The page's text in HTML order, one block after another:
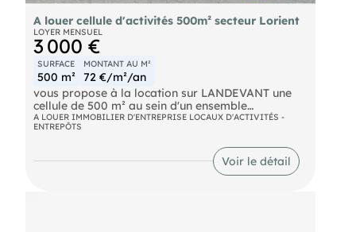
A louer cellule d'activités 500m² secteur Lorient
LOYER MENSUEL
3 000 €
SURFACE
500 m²
MONTANT AU M²
72 €/m²/an
vous propose à la location sur LANDEVANT une
cellule de 500 m² au sein d'un ensemble
immobilier clôturé. Local en bardage simple peau
et isolé en toiture et comprenant un bureau, un
vestiaire, un portail coulissant, une porte de
service. A proximité de la voir rapide. Stockage
extérieur de plus de 1000 m². Enrobé prévu pour
A LOUER IMMOBILIER D'ENTREPRISE LOCAUX D'ACTIVITÉS -
ENTREPÔTS
Voir le détail